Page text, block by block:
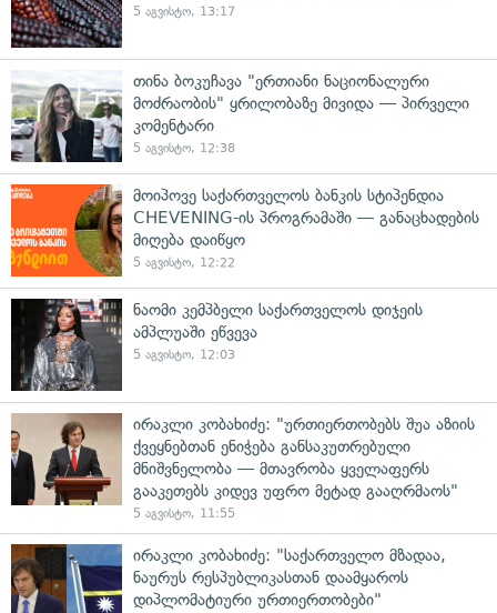
5 აგვისტო, 13:17
თინა ბოკუჩავა "ერთიანი ნაციონალური
მოძრაობის" ყრილობაზე მივიდა — პირველი
კომენტარი
5 აგვისტო, 12:38
მოიპოვე საქართველოს ბანკის სტიპენდია
CHEVENING-ის პროგრამაში — განაცხადების
მიღება დაიწყო
5 აგვისტო, 12:22
ნაომი კემპბელი საქართველოს დიჯეის
ამპლუაში ეწვევა
5 აგვისტო, 12:03
ირაკლი კობახიძე: "ურთიერთობებს შუა აზიის
ქვეყნებთან ენიჭება განსაკუთრებული
მნიშვნელობა — მთავრობა ყველაფერს
გააკეთებს კიდევ უფრო მეტად გააღრმაოს"
5 აგვისტო, 11:55
ირაკლი კობახიძე: "საქართველო მზადაა,
ნაურუს რესპუბლიკასთან დაამყაროს
დიპლომატიური ურთიერთობები"